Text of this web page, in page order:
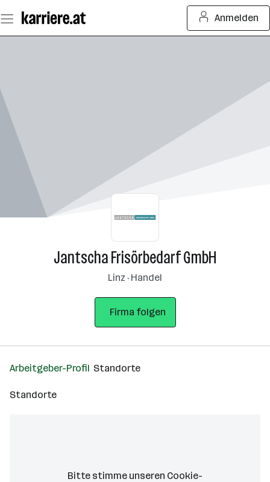
Seiteninhalt
springen
Anmelden
Jantscha Frisörbedarf GmbH
Linz · Handel
Firma folgen
Arbeitgeber-Profil Standorte
Standorte
Bitte stimme unseren Cookie-